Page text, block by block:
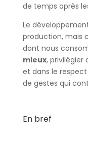
de temps après
Le
production, mais
dont nous
mieux, privilégier
et dans le
de gestes qui
En bref